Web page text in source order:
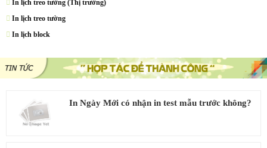
In lịch treo tường (Thị trường)
In lịch treo tường
In lịch block
In Ngày Mới có nhận in test mẫu trước không?